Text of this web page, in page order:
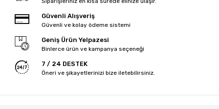
Güvenli Alışveriş
Güvenli ve kolay ödeme sistemi
Geniş Ürün Yelpazesi
Binlerce ürün ve kampanya seçeneği
7 / 24 DESTEK
Öneri ve şikayetlerinizi bize iletebilirsiniz.